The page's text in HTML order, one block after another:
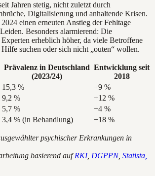
Jahren stetig, nicht zuletzt durch
Digitalisierung und anhaltende Krisen.
einen erneuten Anstieg der Fehltage
Besonders alarmierend: Die
erheblich höher, da viele Betroffene
suchen oder sich nicht „outen“ wollen.
Prävalenz in Deutschland
(2023/24)
Entwicklung seit
2018
15,3 %
+9 %
9,2 %
+12 %
5,7 %
+4 %
3,4 % (in Behandlung) +18 %
psychischer Erkrankungen in
basierend aufRKI, DGPPN, Statista,